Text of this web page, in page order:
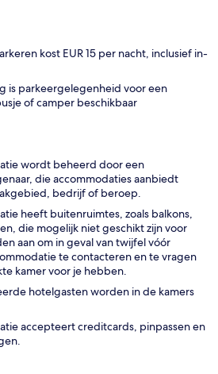
kost EUR 15 per nacht, inclusief in-
is parkeergelegenheid voor een
of camper beschikbaar
wordt beheerd door een
die accommodaties aanbiedt
bedrijf of beroep.
heeft buitenruimtes, zoals balkons,
die mogelijk niet geschikt zijn voor
aan om in geval van twijfel vóór
te contacteren en te vragen
kamer voor je hebben.
hotelgasten worden in de kamers
accepteert creditcards, pinpassen en